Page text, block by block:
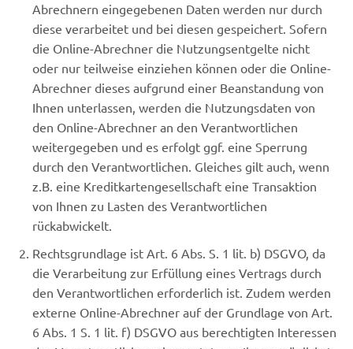
Abrechnern eingegebenen Daten werden nur durch
diese verarbeitet und bei diesen gespeichert. Sofern
die Online-Abrechner die Nutzungsentgelte nicht
oder nur teilweise einziehen können oder die Online-
Abrechner dieses aufgrund einer Beanstandung von
Ihnen unterlassen, werden die Nutzungsdaten von
den Online-Abrechner an den Verantwortlichen
weitergegeben und es erfolgt ggf. eine Sperrung
durch den Verantwortlichen. Gleiches gilt auch, wenn
z.B. eine Kreditkartengesellschaft eine Transaktion
von Ihnen zu Lasten des Verantwortlichen
rückabwickelt.
Rechtsgrundlage ist Art. 6 Abs. S. 1 lit. b) DSGVO, da
die Verarbeitung zur Erfüllung eines Vertrags durch
den Verantwortlichen erforderlich ist. Zudem werden
externe Online-Abrechner auf der Grundlage von Art.
6 Abs. 1 S. 1 lit. f) DSGVO aus berechtigten Interessen